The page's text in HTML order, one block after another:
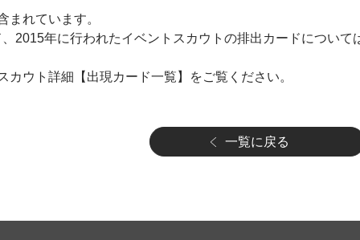
れています。
2015年に行われたイベントスカウトの排出カードについて
カウト詳細【出現カード一覧】をご覧ください。
一覧に戻る